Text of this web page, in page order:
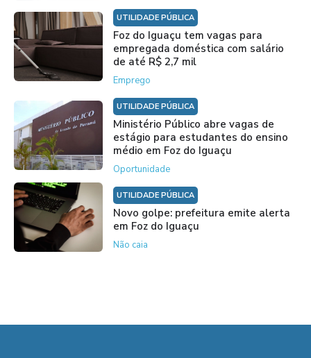
UTILIDADE PÚBLICA
Foz do Iguaçu tem vagas para
empregada doméstica com salário
de até R$ 2,7 mil
Emprego
UTILIDADE PÚBLICA
Ministério Público abre vagas de
estágio para estudantes do ensino
médio em Foz do Iguaçu
Oportunidade
UTILIDADE PÚBLICA
Novo golpe: prefeitura emite alerta
em Foz do Iguaçu
Não caia